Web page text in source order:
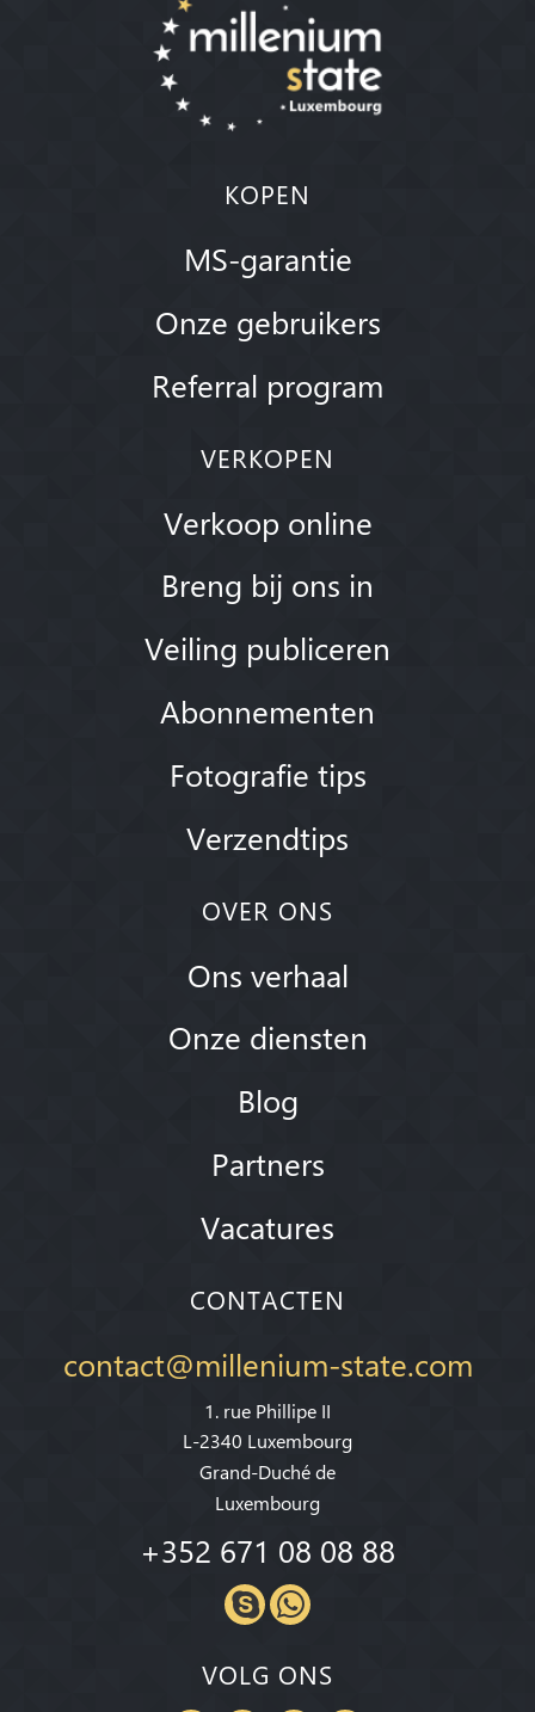
KOPEN
MS-garantie
Onze gebruikers
Referral program
VERKOPEN
Verkoop online
Breng bij ons in
Veiling publiceren
Abonnementen
Fotografie tips
Verzendtips
OVER ONS
Ons verhaal
Onze diensten
Blog
Partners
Vacatures
CONTACTEN
contact@millenium-state.com
1. rue Phillipe II
L-2340 Luxembourg
Grand-Duché de
Luxembourg
+352 671 08 08 88
VOLG ONS